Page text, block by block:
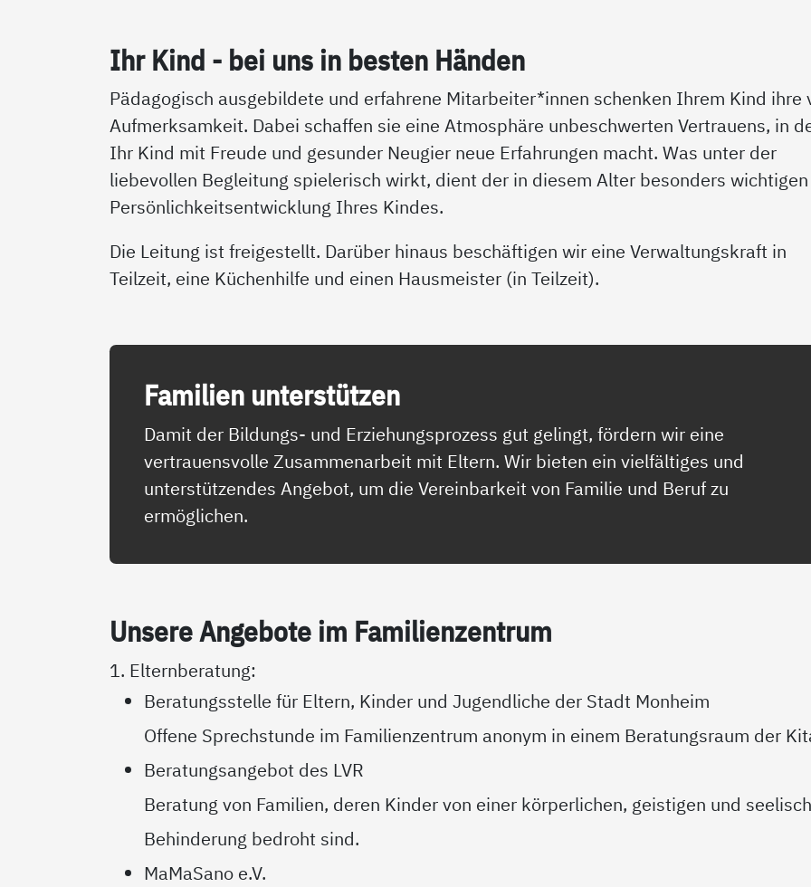
Ihr Kind - bei uns in bes­ten Hän­den
Pädagogisch ausgebildete und erfahrene Mitarbeiter*innen schenken Ihrem Kind ihre
Aufmerksamkeit. Dabei schaffen sie eine Atmosphäre unbeschwerten Vertrauens, in
Ihr Kind mit Freude und gesunder Neugier neue Erfahrungen macht. Was unter der
liebevollen Begleitung spielerisch wirkt, dient der in diesem Alter besonders wichtigen
Persönlichkeitsentwicklung Ihres Kindes.
Die Leitung ist freigestellt. Darüber hinaus beschäftigen wir eine Verwaltungskraft in
Teilzeit, eine Küchenhilfe und einen Hausmeister (in Teilzeit).
Fa­mi­li­en un­ter­stüt­zen
Damit der Bildungs- und Erziehungsprozess gut gelingt, fördern wir eine
vertrauensvolle Zusammenarbeit mit Eltern. Wir bieten ein vielfältiges und
unterstützendes Angebot, um die Vereinbarkeit von Familie und Beruf zu
ermöglichen.
Un­se­re An­ge­bo­te im Fa­mi­li­en­zen­trum
1. Elternberatung:
Beratungsstelle für Eltern, Kinder und Jugendliche der Stadt Monheim
Offene Sprechstunde im Familienzentrum anonym in einem Beratungsraum der
Beratungsangebot des LVR
Beratung von Familien, deren Kinder von einer körperlichen, geistigen und
Behinderung bedroht sind.
MaMaSano e.V.